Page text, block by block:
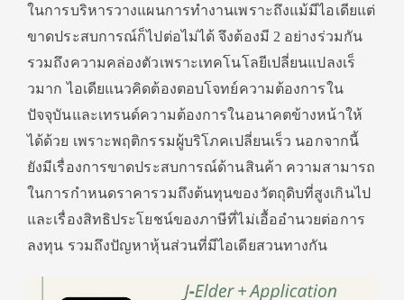
ในการบริหารวางแผนการทำงานเพราะถึงแม้มีไอเดียแต่
ขาดประสบการณ์ก็ไปต่อไม่ได้ จึงต้องมี 2 อย่างร่วมกัน
รวมถึงความคล่องตัวเพราะเทคโนโลยีเปลี่ยนแปลงเร็
วมาก ไอเดียแนวคิดต้องตอบโจทย์ความต้องการใน
ปัจจุบันและเทรนด์ความต้องการในอนาคตข้างหน้าให้
ได้ด้วย เพราะพฤติกรรมผู้บริโภคเปลี่ยนเร็ว นอกจากนี้
ยังมีเรื่องการขาดประสบการณ์ด้านสินค้า ความสามารถ
ในการกำหนดราคารวมถึงต้นทุนของวัตถุดิบที่สูงเกินไป
และเรื่องสิทธิประโยชน์ของภาษีที่ไม่เอื้ออำนวยต่อการ
ลงทุน รวมถึงปัญหาหุ้นส่วนที่มีไอเดียสวนทางกัน